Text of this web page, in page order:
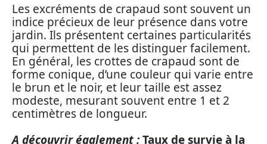
Les excréments de crapaud sont souvent un
indice précieux de leur présence dans votre
jardin. Ils présentent certaines particularités
qui permettent de les distinguer facilement.
En général, les crottes de crapaud sont de
forme conique, d’une couleur qui varie entre
le brun et le noir, et leur taille est assez
modeste, mesurant souvent entre 1 et 2
centimètres de longueur.
A découvrir également :Taux de survie à la